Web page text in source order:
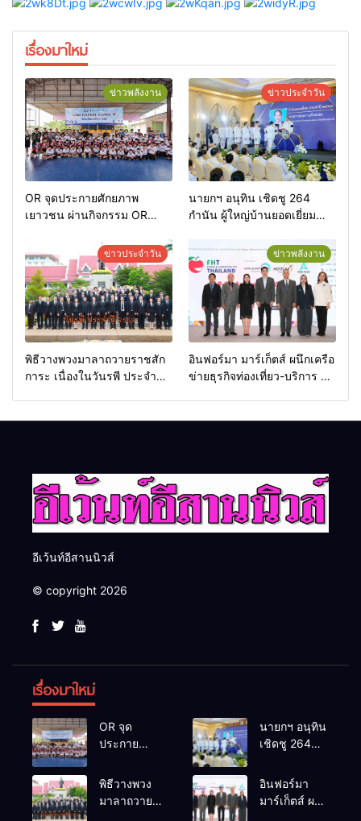
เรื่องมาใหม่
ข่าวพลังงาน
OR จุดประกายศักยภาพ
เยาวชน ผ่านกิจกรรม OR
ข่าวประจำวัน
นายกฯ อนุทิน เชิดชู 264
กำนัน ผู้ใหญ่บ้านยอดเยี่ยม
เกียรติยศแห่งการเสียสละ”
ข่าวประจำวัน
พิธีวางพวงมาลาถวายราชสัก
การะ เนื่องในวันรพี ประจำปี
ข่าวพลังงาน
อินฟอร์มา มาร์เก็ตส์ ผนึกเครือ
ข่ายธุรกิจท่องเที่ยว-บริการ จัด
อีเว้นท์อีสานนิวส์
© copyright 2026
เรื่องมาใหม่
OR จุด
ประกาย
เยาวชน ผ่าน
นายกฯ อนุทิน
เชิดชู 264
บ้านยอดเยี่ยม
มอบแหนบ
พิธีวางพวง
มาลาถวาย
อินฟอร์มา
มาร์เก็ตส์ ผนึก